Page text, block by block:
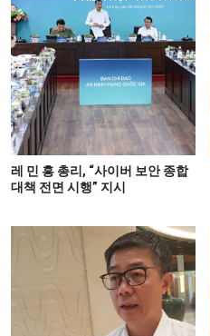
레 민 흥 총리, “사이버 보안 종합
대책 전면 시행” 지시